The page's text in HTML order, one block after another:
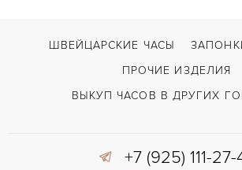
ВОЗМОЖНОСТИ ДОСТАВКИ С
ЦВЕТ БРАСЛЕТА
ШВЕЙЦАРСКИЕ ЧАСЫ
ПРОЧИЕ ИЗДЕЛИЯ
ВЫКУП ЧАСОВ В ДРУГИХ
+7 (925) 111-